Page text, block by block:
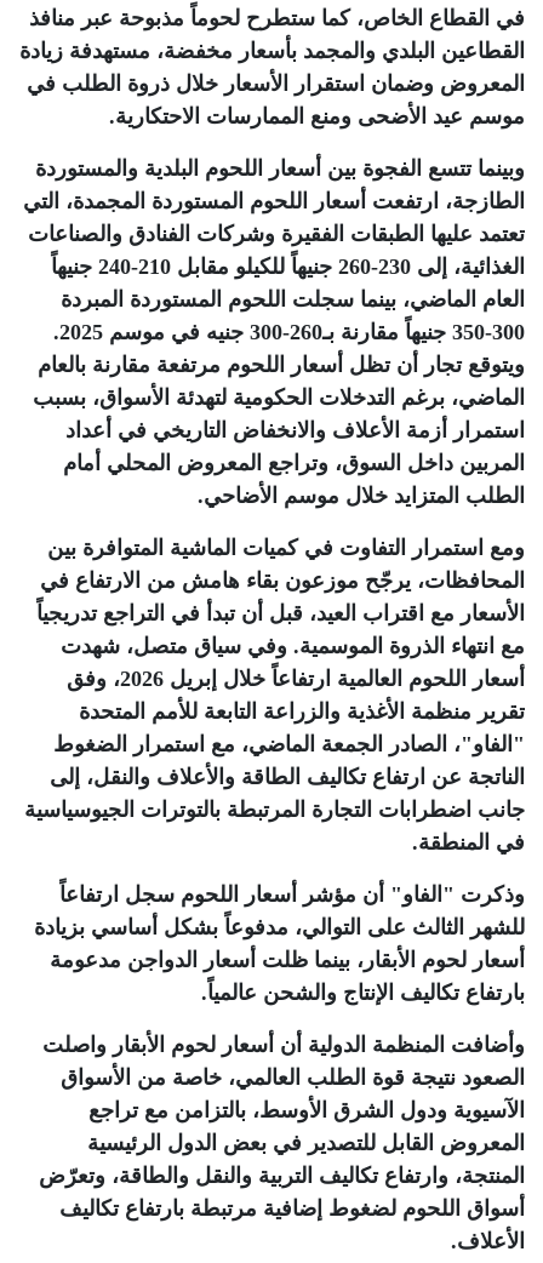
في القطاع الخاص، كما ستطرح لحوماً مذبوحة عبر منافذ
القطاعين البلدي والمجمد بأسعار مخفضة، مستهدفة زيادة
المعروض وضمان استقرار الأسعار خلال ذروة الطلب في
موسم عيد الأضحى ومنع الممارسات الاحتكارية.
وبينما تتسع الفجوة بين أسعار اللحوم البلدية والمستوردة
الطازجة، ارتفعت أسعار اللحوم المستوردة المجمدة، التي
تعتمد عليها الطبقات الفقيرة وشركات الفنادق والصناعات
الغذائية، إلى 230-260 جنيهاً للكيلو مقابل 210-240 جنيهاً
العام الماضي، بينما سجلت اللحوم المستوردة المبردة
300-350 جنيهاً مقارنة بـ260-300 جنيه في موسم 2025.
ويتوقع تجار أن تظل أسعار اللحوم مرتفعة مقارنة بالعام
الماضي، برغم التدخلات الحكومية لتهدئة الأسواق، بسبب
استمرار أزمة الأعلاف والانخفاض التاريخي في أعداد
المربين داخل السوق، وتراجع المعروض المحلي أمام
الطلب المتزايد خلال موسم الأضاحي.
ومع استمرار التفاوت في كميات الماشية المتوافرة بين
المحافظات، يرجّح موزعون بقاء هامش من الارتفاع في
الأسعار مع اقتراب العيد، قبل أن تبدأ في التراجع تدريجياً
مع انتهاء الذروة الموسمية. وفي سياق متصل، شهدت
أسعار اللحوم العالمية ارتفاعاً خلال إبريل 2026، وفق
تقرير منظمة الأغذية والزراعة التابعة للأمم المتحدة
"الفاو"، الصادر الجمعة الماضي، مع استمرار الضغوط
الناتجة عن ارتفاع تكاليف الطاقة والأعلاف والنقل، إلى
جانب اضطرابات التجارة المرتبطة بالتوترات الجيوسياسية
في المنطقة.
وذكرت "الفاو" أن مؤشر أسعار اللحوم سجل ارتفاعاً
للشهر الثالث على التوالي، مدفوعاً بشكل أساسي بزيادة
أسعار لحوم الأبقار، بينما ظلت أسعار الدواجن مدعومة
بارتفاع تكاليف الإنتاج والشحن عالمياً.
وأضافت المنظمة الدولية أن أسعار لحوم الأبقار واصلت
الصعود نتيجة قوة الطلب العالمي، خاصة من الأسواق
الآسيوية ودول الشرق الأوسط، بالتزامن مع تراجع
المعروض القابل للتصدير في بعض الدول الرئيسية
المنتجة، وارتفاع تكاليف التربية والنقل والطاقة، وتعرّض
أسواق اللحوم لضغوط إضافية مرتبطة بارتفاع تكاليف
الأعلاف.